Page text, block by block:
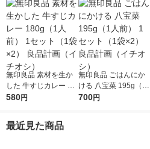
無印良品 素材を生か
した 牛すじカレー 18
0g（1人前） 1セット
580円
無印良品 ごはんにか
ける 八宝菜 195g（1
人前） 1セット（1袋×
700円
最近見た商品